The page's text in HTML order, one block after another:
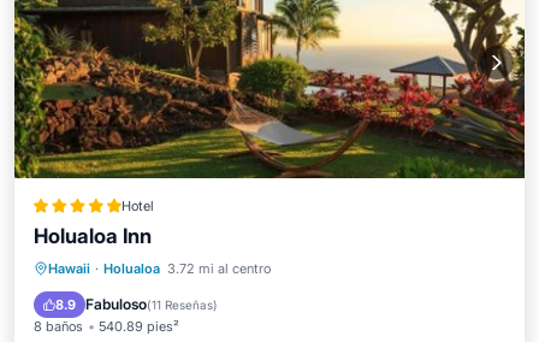
Hotel
Holualoa Inn
Hawaii · Holualoa 3.72 mi al centro
8.9 Fabuloso(11 Reseñas)
8 baños 540.89 pies²
Frente al mar
Bañera de hidromasaje
Desayuno